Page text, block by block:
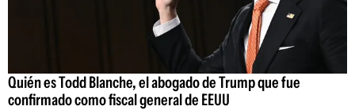
Quién es Todd Blanche, el abogado de Trump que fue
confirmado como fiscal general de EEUU